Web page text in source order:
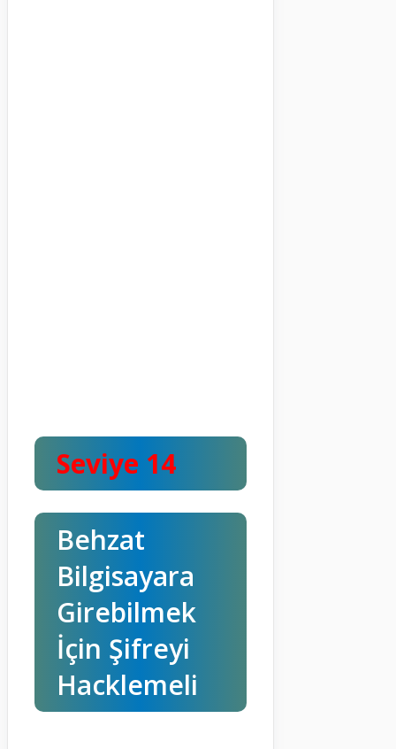
Seviye 14
Behzat
Bilgisayara
Girebilmek
İçin Şifreyi
Hacklemeli